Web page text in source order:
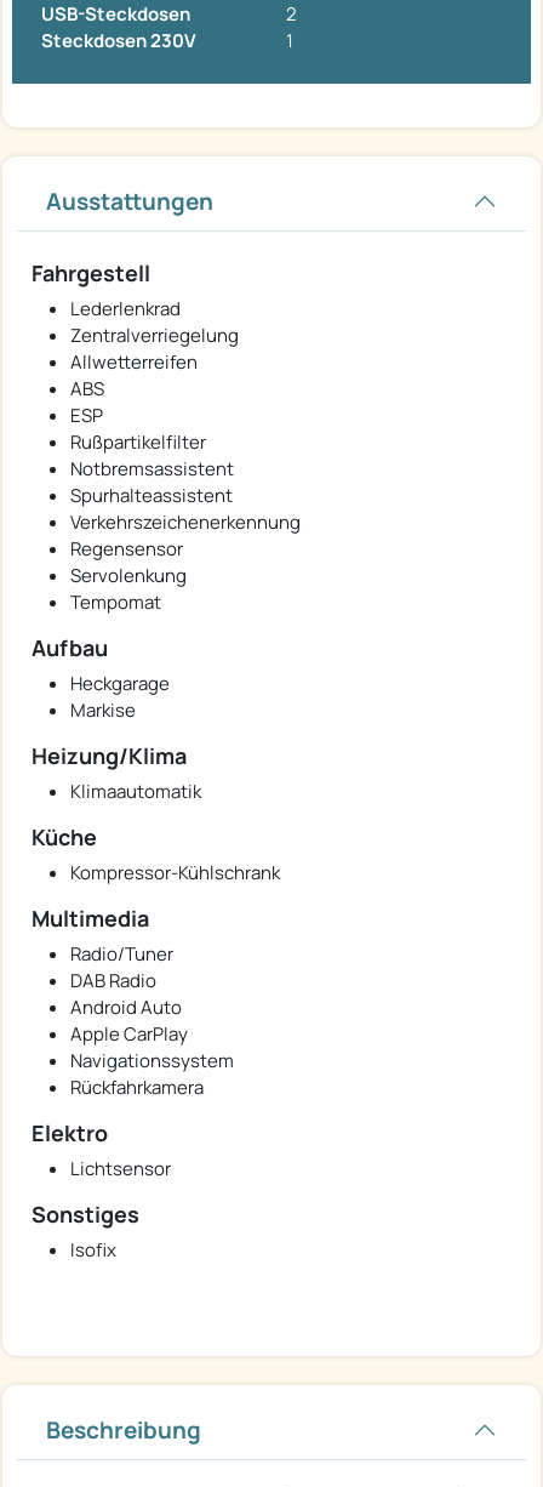
USB-Steckdosen
2
Steckdosen 230V
1
Ausstattungen
Fahrgestell
Lederlenkrad
Zentralverriegelung
Allwetterreifen
ABS
ESP
Rußpartikelfilter
Notbremsassistent
Spurhalteassistent
Verkehrszeichenerkennung
Regensensor
Servolenkung
Tempomat
Aufbau
Heckgarage
Markise
Heizung/Klima
Klimaautomatik
Küche
Kompressor-Kühlschrank
Multimedia
Radio/Tuner
DAB Radio
Android Auto
Apple CarPlay
Navigationssystem
Rückfahrkamera
Elektro
Lichtsensor
Sonstiges
Isofix
Beschreibung